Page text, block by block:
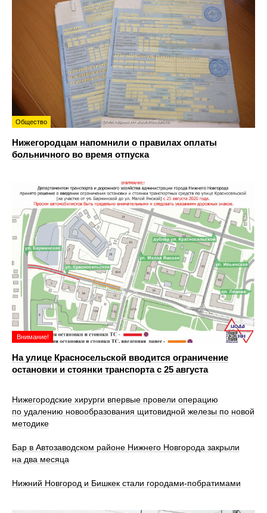
Общество
Нижегородцам напомнили о правилах оплаты
больничного во время отпуска
Внимание!
На улице Красносельской вводится ограничение
остановки и стоянки транспорта с 25 августа
Нижегородские хирурги впервые провели операцию
по удалению новообразования щитовидной железы по новой
методике
Бар в Автозаводском районе Нижнего Новгорода закрыли
на два месяца
Нижний Новгород и Бишкек стали городами-побратимами